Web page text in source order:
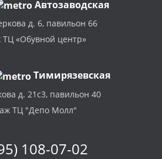
Автозаводская
д. 6, павильон 66
ТЦ «Обувной центр»
Тимирязевская
д. 21с3, павильон 40
ТЦ "Депо Молл"
108-07-02